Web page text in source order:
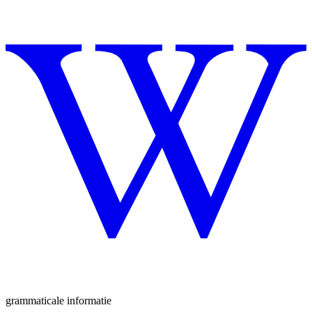
grammaticale informatie